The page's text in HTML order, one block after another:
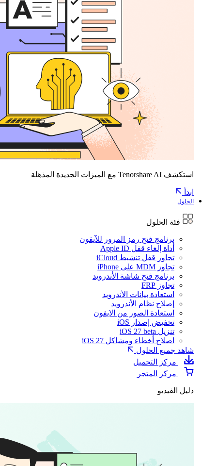
استكشف Tenorshare AI مع الميزات الجديدة المذهلة
ابدأ
الحلول
فئة الحلول
برنامج فتح رمز المرور للآيفون
أداة إلغاء قفل Apple ID
تجاوز قفل تنشيط iCloud
تجاوز MDM على iPhone
برنامج فتح شاشة الأندرويد
تجاوز FRP
استعادة بيانات الأندرويد
إصلاح نظام الأندرويد
استعادة الصور من الايفون
تخفيض إصدار iOS
تنزيل iOS 27 beta
اصلاح أخطاء ومشاكل iOS 27
شاهد جميع الحلول
مركز التحميل
مركز المتجر
دليل الفيديو